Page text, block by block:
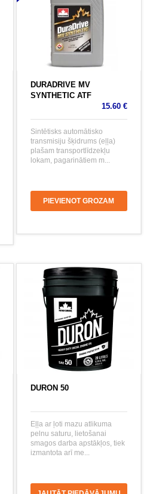
DURADRIVE MV
SYNTHETIC ATF
15.60 €
Sintētisks automātisko
transmisiju šķidrums (eļļa)
plašam transportlīdzekļu
lokam, pagarinātiem m...
PIEVIENOT GROZAM
DURON 50
Eļļa ar ļoti mazu atlikuma
pelnu saturu, lietošanai
smagos darba apstākļos, tiek
izmantota arī me...